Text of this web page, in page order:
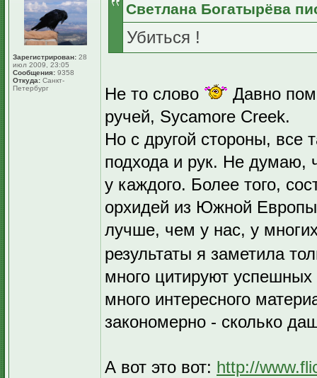
Зарегистрирован: 28
июл 2009, 23:05
Сообщения: 9358
Откуда: Санкт-
Петербург
Светлана Богатырёва
Убиться !
Не то слово
Давно
ручей, Sycamore Creek.
Но с другой стороны, все
подхода и рук. Не думаю,
у каждого. Более того,
орхидей из Южной
лучше, чем у нас, у
результаты я заметила
много цитируют успешных
много интересного
закономерно - сколько
А вот это вот: http://